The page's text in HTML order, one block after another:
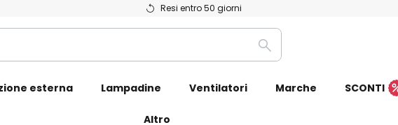
Resi entro 50 giorni
Ricerca
esterna Lampadine Ventilatori Marche SCONTI
Altro